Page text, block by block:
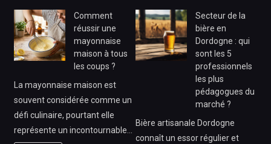
Comment
réussir une
mayonnaise
maison à tous
les coups ?
La mayonnaise maison est
souvent considérée comme un
défi culinaire, pourtant elle
représente un incontournable…
Secteur de la
bière en
Dordogne : qui
sont les 5
professionnels
les plus
pédagogues du
marché ?
Bière artisanale Dordogne
connaît un essor régulier et